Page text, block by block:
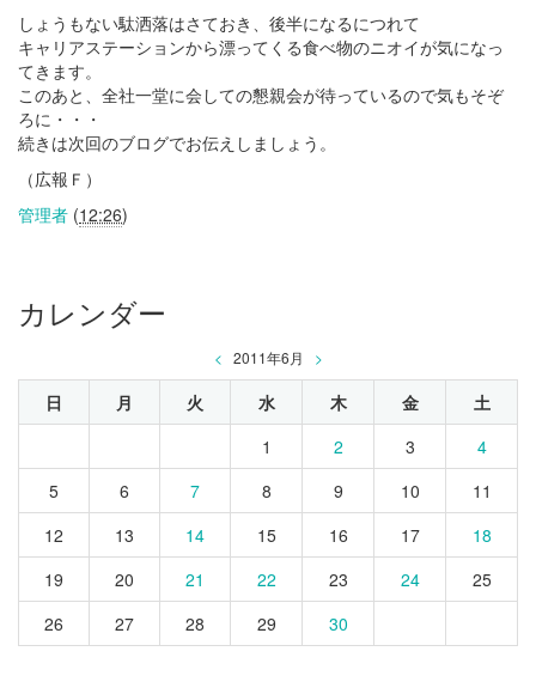
しょうもない駄洒落はさておき、後半になるにつれて
キャリアステーションから漂ってくる食べ物のニオイが気になっ
てきます。
このあと、全社一堂に会しての懇親会が待っているので気もそぞ
ろに・・・
続きは次回のブログでお伝えしましょう。
（広報Ｆ）
管理者 (12:26)
カレンダー
< 2011年6月 >
日 月 火 水 木 金
土
1
2 3
4
5
6 7 8 9 10
11
12
13 14 15 16 17
18
19
20 21 22 23 24
25
26
27 28 29 30